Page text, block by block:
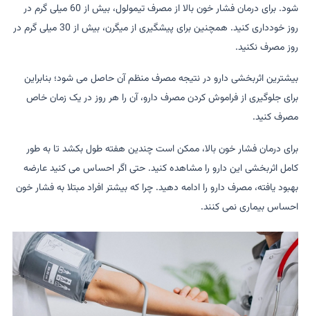
شود. برای درمان فشار خون بالا از مصرف تیمولول، بیش از 60 میلی گرم در
روز خودداری کنید. همچنین برای پیشگیری از میگرن، بیش از 30 میلی گرم در
روز مصرف نکنید.
بیشترین اثربخشی دارو در نتیجه مصرف منظم آن حاصل می شود؛ بنابراین
برای جلوگیری از فراموش کردن مصرف دارو، آن را هر روز در یک زمان خاص
مصرف کنید.
برای درمان فشار خون بالا، ممکن است چندین هفته طول بکشد تا به طور
کامل اثربخشی این دارو را مشاهده کنید. حتی اگر احساس می کنید عارضه
بهبود یافته، مصرف دارو را ادامه دهید. چرا که بیشتر افراد مبتلا به فشار خون
احساس بیماری نمی کنند.